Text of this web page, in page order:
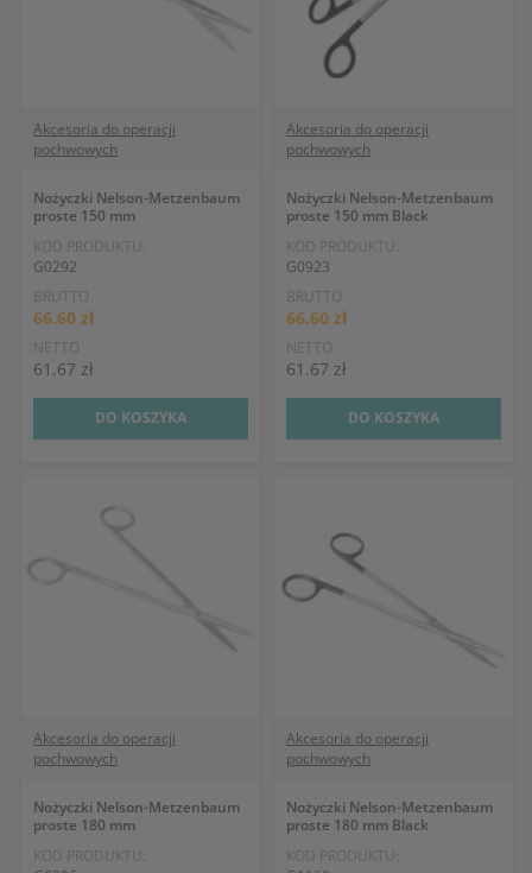
Akcesoria do operacji
pochwowych
Nożyczki Nelson-Metzenbaum
proste 150 mm
KOD PRODUKTU:
G0292
BRUTTO
66.60 zł
NETTO
61.67 zł
DO KOSZYKA
Akcesoria do operacji
pochwowych
Nożyczki Nelson-Metzenbaum
proste 150 mm Black
KOD PRODUKTU:
G0923
BRUTTO
66.60 zł
NETTO
61.67 zł
DO KOSZYKA
Akcesoria do operacji
pochwowych
Nożyczki Nelson-Metzenbaum
proste 180 mm
KOD PRODUKTU:
Akcesoria do operacji
pochwowych
Nożyczki Nelson-Metzenbaum
proste 180 mm Black
KOD PRODUKTU: